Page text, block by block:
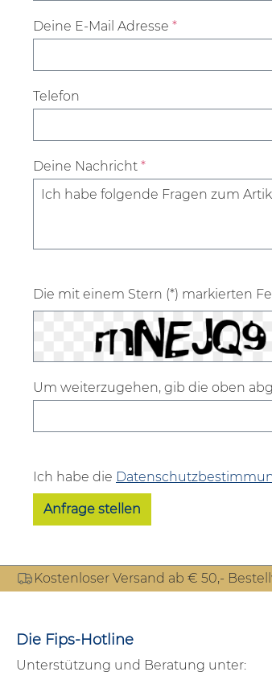
Deine E-Mail Adresse *
Telefon
Deine Nachricht *
Die mit einem Stern (*) markierten
Um weiterzugehen, gib die oben
Ich habe die
Anfrage stellen
Kostenloser Versand ab € 50,-
Die Fips-Hotline
Unterstützung und Beratung unter: